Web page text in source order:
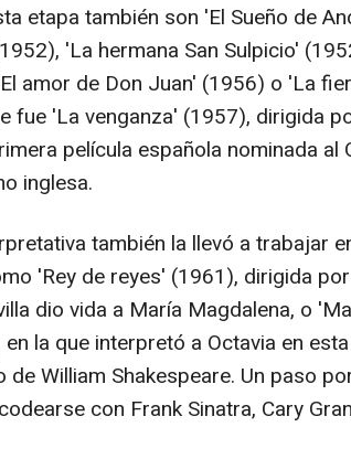
etapa también son 'El Sueño de
'La hermana San Sulpicio'
amor de Don Juan' (1956) o 'La
fue 'La venganza' (1957), dirigida
película española nominada al
inglesa.
también la llevó a trabajar
'Rey de reyes' (1961), dirigida
dio vida a María Magdalena, o
la que interpretó a Octavia en
de William Shakespeare. Un paso
con Frank Sinatra, Cary